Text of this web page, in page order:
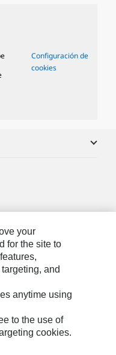
Configuración de
cookies
your
for the site to
and
anytime using
to the use of
cookies.